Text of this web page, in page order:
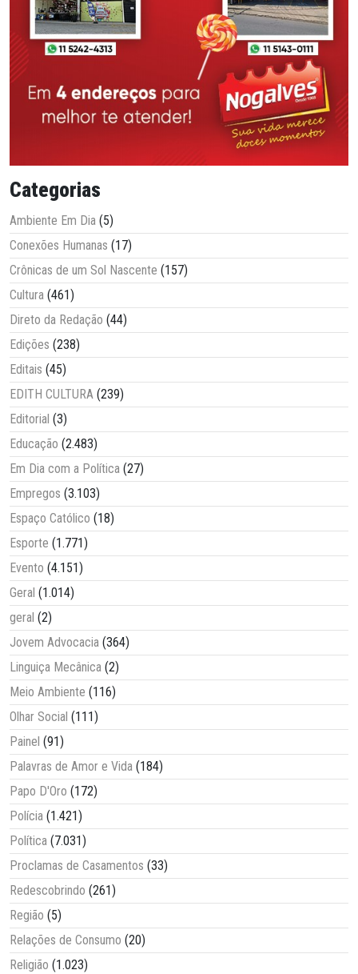
Categorias
Ambiente Em Dia (5)
Conexões Humanas (17)
Crônicas de um Sol Nascente (157)
Cultura (461)
Direto da Redação (44)
Edições (238)
Editais (45)
EDITH CULTURA (239)
Editorial (3)
Educação (2.483)
Em Dia com a Política (27)
Empregos (3.103)
Espaço Católico (18)
Esporte (1.771)
Evento (4.151)
Geral (1.014)
geral (2)
Jovem Advocacia (364)
Linguiça Mecânica (2)
Meio Ambiente (116)
Olhar Social (111)
Painel (91)
Palavras de Amor e Vida (184)
Papo D'Oro (172)
Polícia (1.421)
Política (7.031)
Proclamas de Casamentos (33)
Redescobrindo (261)
Região (5)
Relações de Consumo (20)
Religião (1.023)